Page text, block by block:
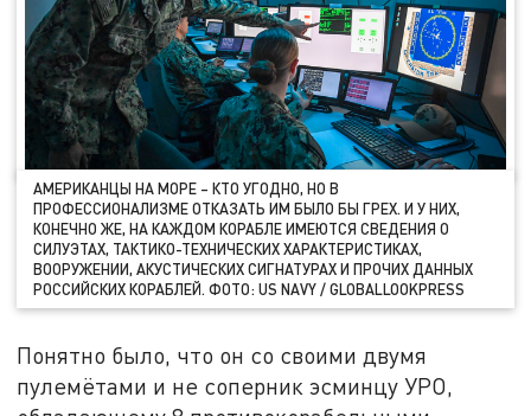
АМЕРИКАНЦЫ НА МОРЕ – КТО УГОДНО, НО В
ПРОФЕССИОНАЛИЗМЕ ОТКАЗАТЬ ИМ БЫЛО БЫ ГРЕХ. И У НИХ,
КОНЕЧНО ЖЕ, НА КАЖДОМ КОРАБЛЕ ИМЕЮТСЯ СВЕДЕНИЯ О
СИЛУЭТАХ, ТАКТИКО-ТЕХНИЧЕСКИХ ХАРАКТЕРИСТИКАХ,
ВООРУЖЕНИИ, АКУСТИЧЕСКИХ СИГНАТУРАХ И ПРОЧИХ ДАННЫХ
РОССИЙСКИХ КОРАБЛЕЙ. ФОТО: US NAVY / GLOBALLOOKPRESS
Понятно было, что он со своими двумя
пулемётами и не соперник эсминцу УРО,